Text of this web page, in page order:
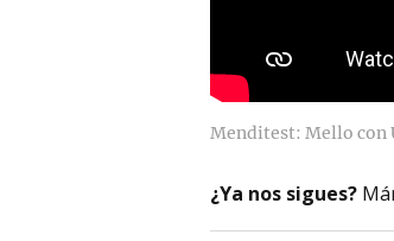
Menditest: Mello con
¿Ya nos sigues?